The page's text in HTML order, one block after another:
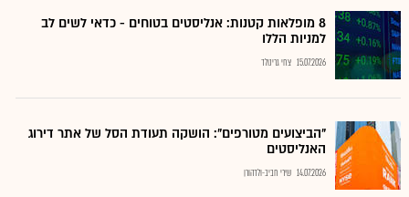
8 מופלאות קטנות: אנליסטים בטוחים - כדאי לשים לב
למניות הללו
15.07.2026 צחי גרינולד
"הביצועים מטורפים": הושקה תעודת הסל של אתר דירוג
האנליסטים
14.07.2026 שירי חביב-ולדהורן